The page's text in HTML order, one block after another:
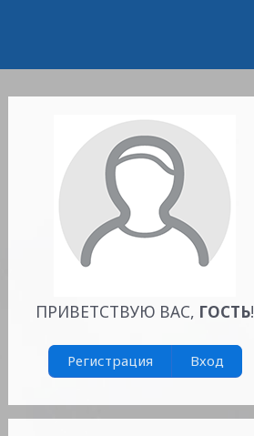
ПРИВЕТСТВУЮ ВАС, ГОСТЬ!
Регистрация Вход